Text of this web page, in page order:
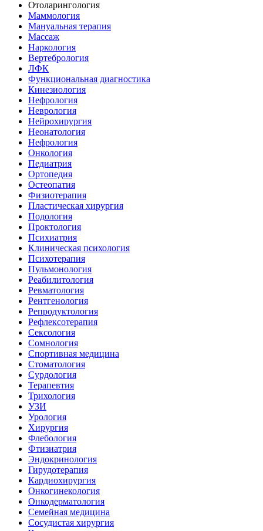
Отоларингология
Маммология
Мануальная терапия
Массаж
Наркология
Вертебрология
ЛФК
Функциональная диагностика
Кинезиология
Нефрология
Неврология
Нейрохирургия
Неонатология
Нефрология
Онкология
Педиатрия
Ортопедия
Остеопатия
Физиотерапия
Пластическая хирургия
Подология
Проктология
Психиатрия
Клиническая психология
Психотерапия
Пульмонология
Реабилитология
Ревматология
Рентгенология
Репродуктология
Рефлексотерапия
Сексология
Сомнология
Спортивная медицина
Стоматология
Сурдология
Терапевтия
Трихология
УЗИ
Урология
Хирургия
Флебология
Фтизиатрия
Эндокринология
Гирудотерапия
Кардиохирургия
Онкогинекология
Онкодерматология
Семейная медицина
Сосудистая хирургия